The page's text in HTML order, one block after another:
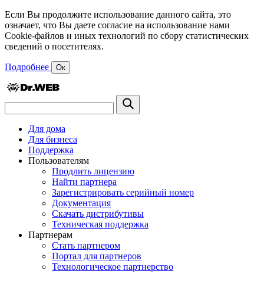
Если Вы продолжите использование данного сайта, это
означает, что Вы даете согласие на использование нами
Cookie-файлов и иных технологий по сбору статистических
сведений о посетителях.
Подробнее Ок
Для дома
Для бизнеса
Поддержка
Пользователям
Продлить лицензию
Найти партнера
Зарегистрировать серийный номер
Документация
Скачать дистрибутивы
Техническая поддержка
Партнерам
Стать партнером
Портал для партнеров
Технологическое партнерство